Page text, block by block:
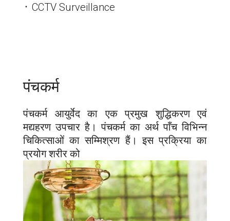
᛫ CCTV Surveillance
पंचकर्म
पंचकर्म आयुर्वेद का एक प्रमुख शुद्धिकरण एवं
मद्यहरण उपचार है। पंचकर्म का अर्थ पाँच विभिन्न
चिकित्साओं का सम्मिश्रण हैं। इस प्रक्रिया का
प्रयोग शरीर को